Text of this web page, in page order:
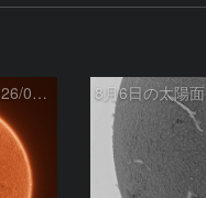
太陽 Hα線全面像 2026/08/06 8月6日の太陽面